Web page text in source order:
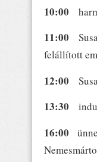
10:00
11:00
felállított
12:00
13:30
16:00